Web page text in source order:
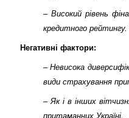
– Високий рівень
кредитного рейтингу.
Негативні фактори:
– Невисока
види страхування
– Як і в інших
притаманних Україні.